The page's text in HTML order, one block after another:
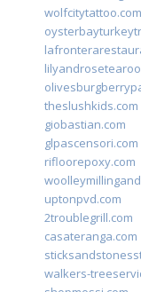
wolfcitytattoo.com
theslushkids.com
giobastian.com
glpascensori.com
rifloorepoxy.com
uptonpvd.com
2troublegrill.com
casateranga.com
walkers-